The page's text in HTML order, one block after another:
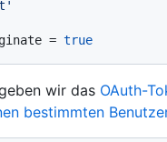
= true
wir das OAuth-
bestimmten